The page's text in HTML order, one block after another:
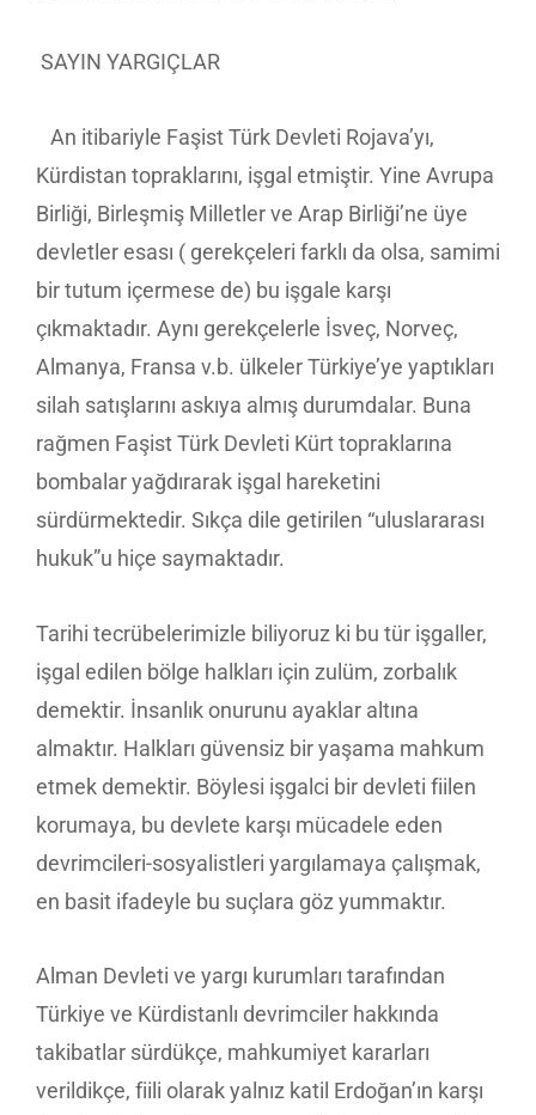
SAYIN YARGIÇLAR
An itibariyle Faşist Türk Devleti Rojava’yı,
Kürdistan topraklarını, işgal etmiştir. Yine Avrupa
Birliği, Birleşmiş Milletler ve Arap Birliği’ne üye
devletler esası ( gerekçeleri farklı da olsa, samimi
bir tutum içermese de) bu işgale karşı
çıkmaktadır. Aynı gerekçelerle İsveç, Norveç,
Almanya, Fransa v.b. ülkeler Türkiye’ye yaptıkları
silah satışlarını askıya almış durumdalar. Buna
rağmen Faşist Türk Devleti Kürt topraklarına
bombalar yağdırarak işgal hareketini
sürdürmektedir. Sıkça dile getirilen “uluslararası
hukuk”u hiçe saymaktadır.
Tarihi tecrübelerimizle biliyoruz ki bu tür işgaller,
işgal edilen bölge halkları için zulüm, zorbalık
demektir. İnsanlık onurunu ayaklar altına
almaktır. Halkları güvensiz bir yaşama mahkum
etmek demektir. Böylesi işgalci bir devleti fiilen
korumaya, bu devlete karşı mücadele eden
devrimcileri-sosyalistleri yargılamaya çalışmak,
en basit ifadeyle bu suçlara göz yummaktır.
Alman Devleti ve yargı kurumları tarafından
Türkiye ve Kürdistanlı devrimciler hakkında
takibatlar sürdükçe, mahkumiyet kararları
verildikçe, fiili olarak yalnız katil Erdoğan’ın karşı